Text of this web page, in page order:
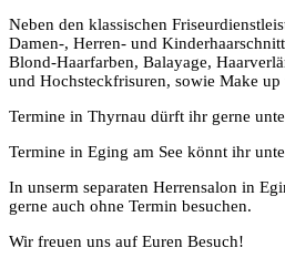
Neben den klassischen
Damen-, Herren- und
Blond-Haarfarben, Balayage,
und Hochsteckfrisuren, sowie Make
Termine in Thyrnau dürft ihr gerne
Termine in Eging am See könnt ihr
In unserm separaten Herrensalon in
gerne auch ohne Termin besuchen.
Wir freuen uns auf Euren Besuch!